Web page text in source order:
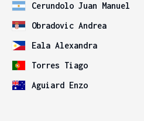
Cerundolo Juan Manuel
Obradovic Andrea
Eala Alexandra
Torres Tiago
Aguiard Enzo